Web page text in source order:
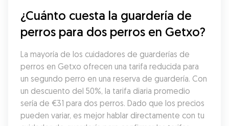
¿Cuánto cuesta la guardería de
perros para dos perros en Getxo?
La mayoría de los cuidadores de guarderías de
perros en Getxo ofrecen una tarifa reducida para
un segundo perro en una reserva de guardería. Con
un descuento del 50%, la tarifa diaria promedio
sería de €31 para dos perros. Dado que los precios
pueden variar, es mejor hablar directamente con tu